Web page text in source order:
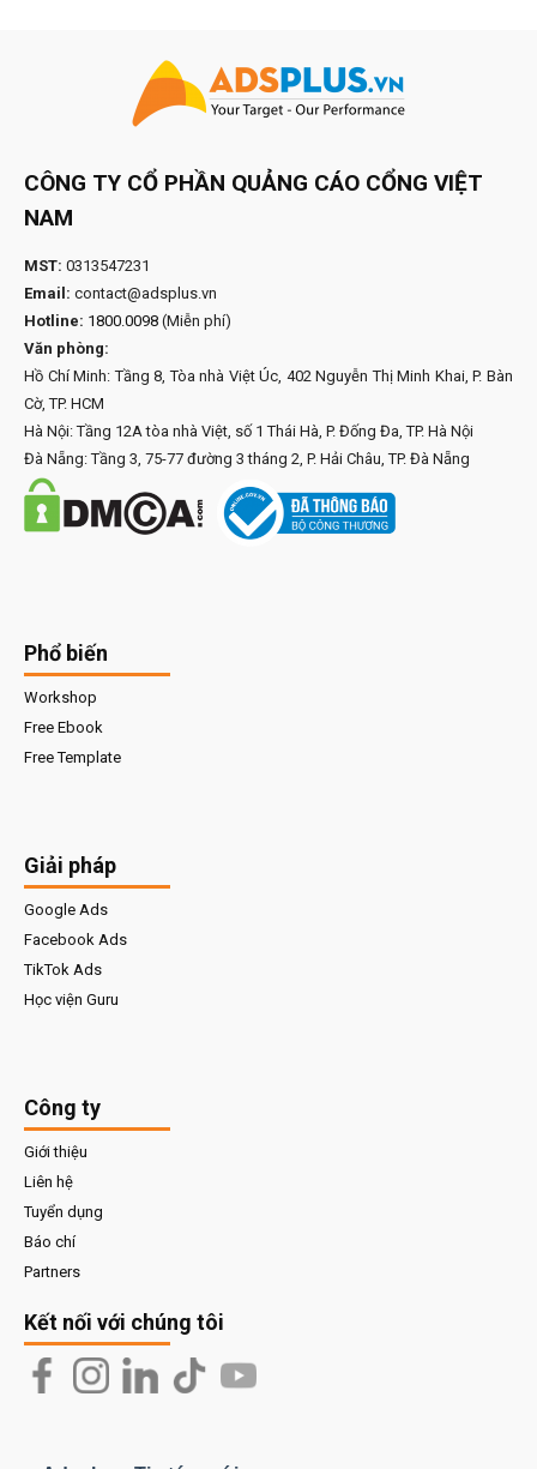
CÔNG TY CỔ PHẦN QUẢNG CÁO CỔNG VIỆT
NAM
MST: 0313547231
Email: contact@adsplus.vn
Hotline: 1800.0098 (Miễn phí)
Văn phòng:
Hồ Chí Minh: Tầng 8, Tòa nhà Việt Úc, 402 Nguyễn Thị Minh Khai, P. Bàn
Cờ, TP. HCM
Hà Nội: Tầng 12A tòa nhà Việt, số 1 Thái Hà, P. Đống Đa, TP. Hà Nội
Đà Nẵng: Tầng 3, 75-77 đường 3 tháng 2, P. Hải Châu, TP. Đà Nẵng
Phổ biến
Workshop
Free Ebook
Free Template
Giải pháp
Google Ads
Facebook Ads
TikTok Ads
Học viện Guru
Công ty
Giới thiệu
Liên hệ
Tuyển dụng
Báo chí
Partners
Kết nối với chúng tôi